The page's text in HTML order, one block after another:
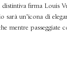
firma Louis
sarà un’icona di
mentre passeggiate